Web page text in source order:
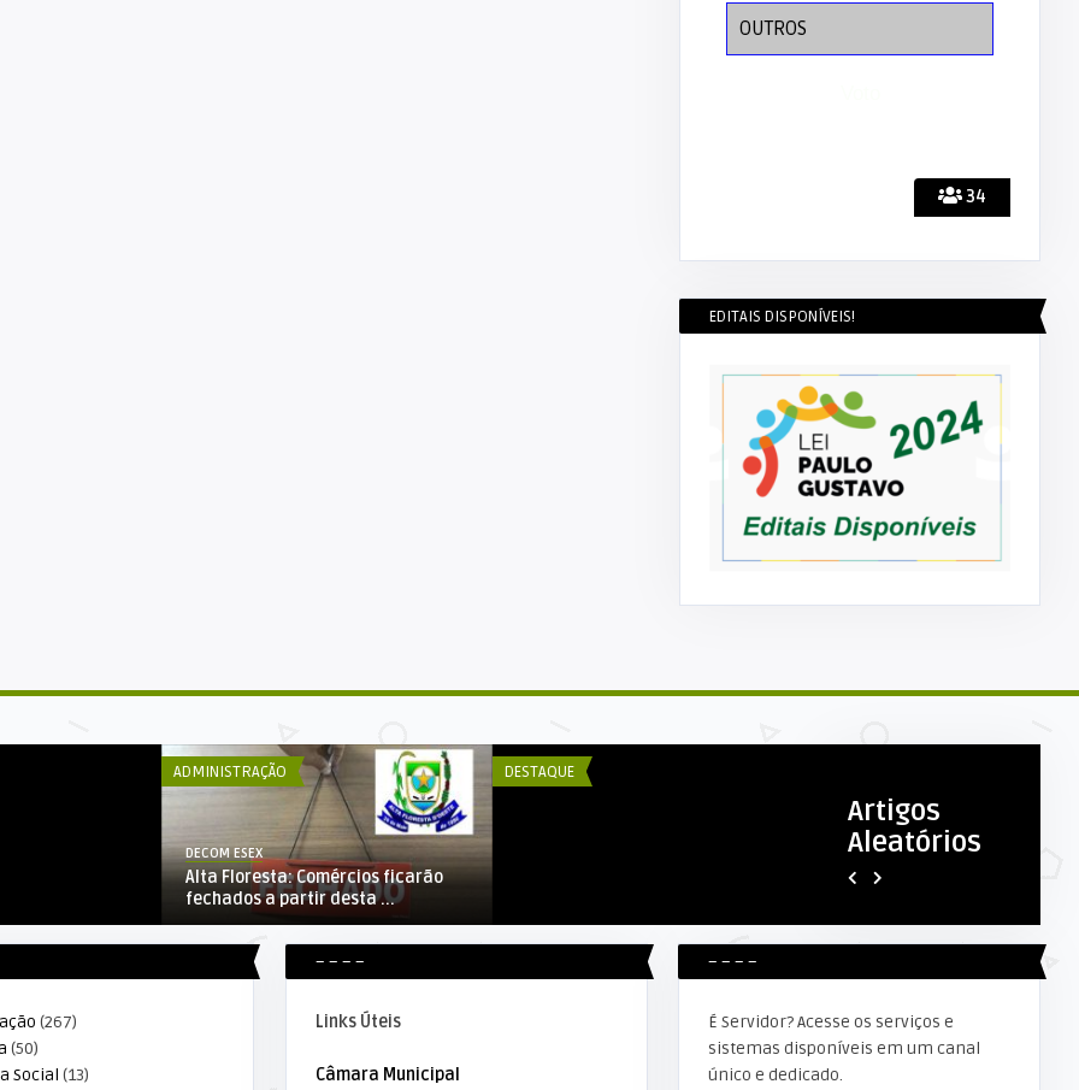
34
OUTROS
EDITAIS DISPONÍVEIS!
Artigos
Aleatórios
Floresta
ADMINISTRAÇÃO
DECOM ESEX
Alta Floresta: Comércios ficarão
fechados a partir desta ...
DESTAQUE
Escola Municipal 17 de Junho
RAFAEL STRAUB
Sistema de
(267)
(50)
Social (13)
– – – –
Links Úteis
Câmara Municipal
– – – –
É Servidor? Acesse os serviços e
sistemas disponíveis em um canal
único e dedicado.